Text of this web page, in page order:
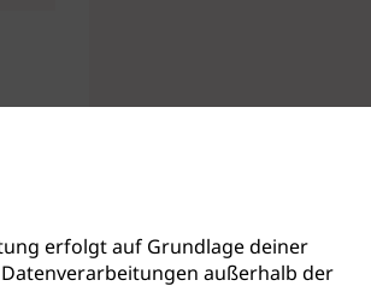
erfolgt auf Grundlage deiner
Datenverarbeitungen außerhalb der